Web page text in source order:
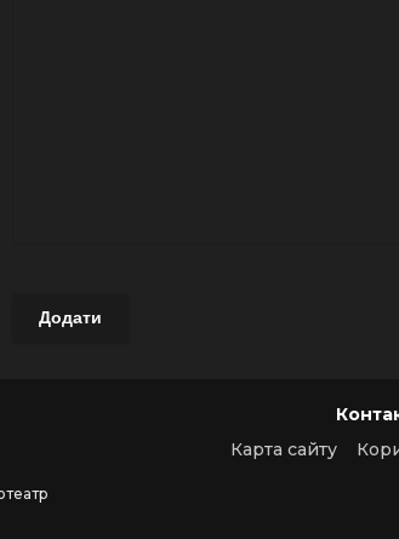
Додати
Карта сайту